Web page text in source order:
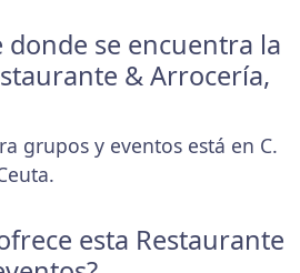
donde se encuentra la
& Arrocería,
grupos y eventos está en C.
esta Restaurante